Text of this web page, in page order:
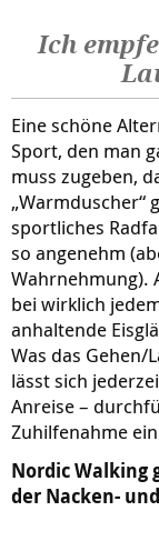
Ich
Eine schöne
Sport, den man
muss zugeben,
„Warmduscher“
sportliches
so angenehm
Wahrnehmung).
bei wirklich
anhaltende
Was das Gehen/
lässt sich
Anreise –
Zuhilfenahme
Nordic Walking
der Nacken-